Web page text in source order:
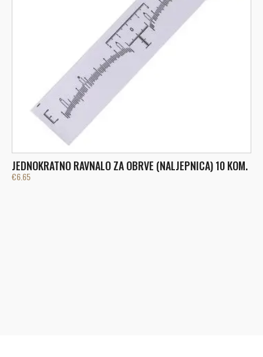
JEDNOKRATNO RAVNALO ZA OBRVE (NALJEPNICA) 10 KOM.
€6.65